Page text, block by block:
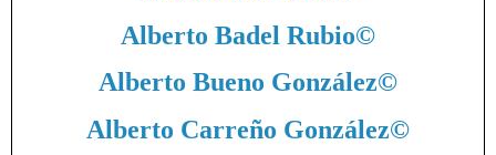
Alberto Badel Rubio©
Alberto Bueno González©
Alberto Carreño González©